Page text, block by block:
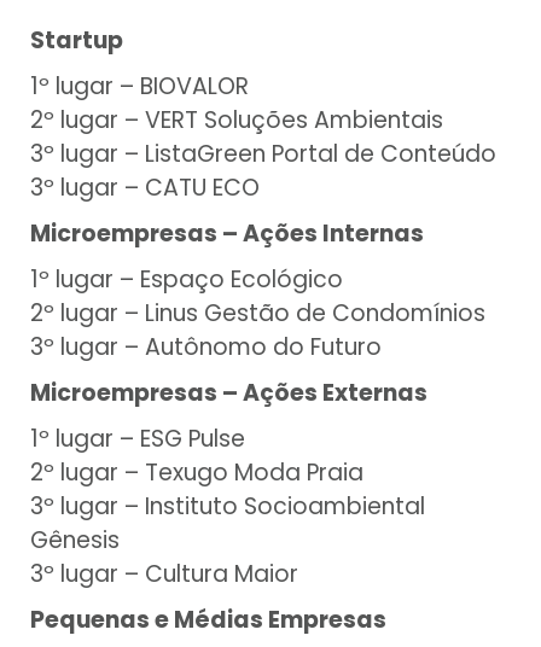
Startup
1º lugar – BIOVALOR
2º lugar – VERT Soluções Ambientais
3º lugar – ListaGreen Portal de Conteúdo
3º lugar – CATU ECO
Microempresas – Ações Internas
1º lugar – Espaço Ecológico
2º lugar – Linus Gestão de Condomínios
3º lugar – Autônomo do Futuro
Microempresas – Ações Externas
1º lugar – ESG Pulse
2º lugar – Texugo Moda Praia
3º lugar – Instituto Socioambiental
Gênesis
3º lugar – Cultura Maior
Pequenas e Médias Empresas